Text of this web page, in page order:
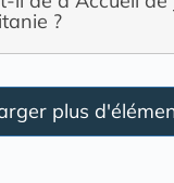
?
plus